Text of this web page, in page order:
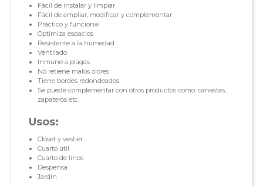
Fácil de instalar y limpiar
Fácil de ampliar, modificar y complementar
Práctico y funcional
Optimiza espacios
Resistente a la humedad
Ventilado
Inmune a plagas
No retiene malos olores
Tiene bordes redondeados
Se puede complementar con otros productos como: canastas,
zapateros etc.
Usos:
Clóset y vestier
Cuarto útil
Cuarto de linos
Despensa
Jardín